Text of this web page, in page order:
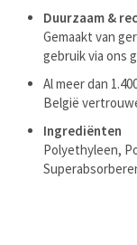
Duurzaam &
Gemaakt van
gebruik via ons
Al meer dan
België
Ingrediënten
Polyethyleen,